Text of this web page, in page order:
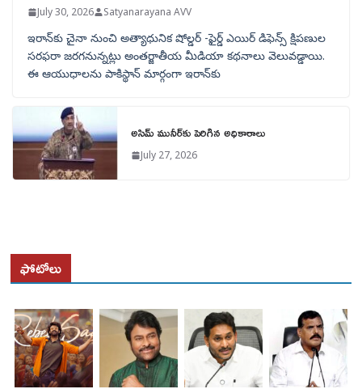
July 30, 2026 Satyanarayana AVV
ఇరాన్‌కు చైనా నుంచి అత్యాధునిక షోల్డర్‌ -ఫైర్డ్ ఎయిర్ డిఫెన్స్ క్షిపణుల
సరఫరా జరగనున్నట్లు అంతర్జాతీయ మీడియా కథనాలు వెలువడ్డాయి.
ఈ ఆయుధాలను పాకిస్థాన్‌ మార్గంగా ఇరాన్‌కు
అసిమ్ మునీర్‌కు పెరిగిన అధికారాలు
July 27, 2026
ఫోటోలు